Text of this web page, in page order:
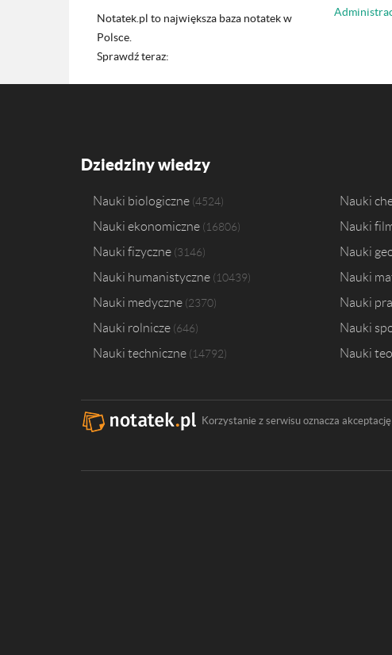
Notatek.pl to największa baza notatek w
Polsce.
Sprawdź teraz:
Dziedziny wiedzy
Nauki biologiczne 4524 Nauki
Nauki ekonomiczne 16806 Nauki
Nauki fizyczne 3146 Nauki
Nauki humanistyczne 10439 Nauki
Nauki medyczne 2370 Nauki
Nauki rolnicze 646 Nauki
Nauki techniczne 14792 Nauki
Korzystanie z serwisu oznacza akceptację